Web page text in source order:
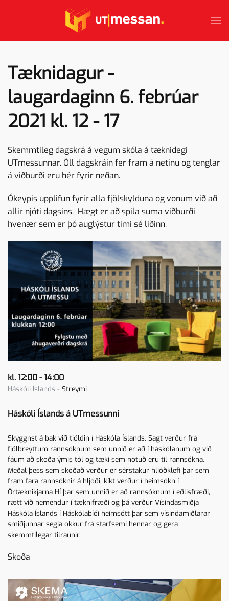
Skip to main content
Tæknidagur -
laugardaginn 6. febrúar
2021 kl. 12 - 17
Skemmtileg dagskrá á vegum skóla á tæknidegi
UTmessunnar. Öll dagskráin fer fram á netinu og tenglar
á viðburði eru hér fyrir neðan.
Ókeypis upplifun fyrir alla fjölskylduna og vonum við að
allir njóti dagsins. Hægt er að spila suma viðburði
hvenær sem er þó auglýstur tími sé liðinn.
kl. 12:00 - 14:00
Háskóli Íslands - Streymi
Háskóli Íslands á UTmessunni
Skyggnst á bak við tjöldin í Háskóla Íslands. Sagt verður frá
fjölbreyttum rannsóknum sem unnið er að í háskólanum og við
fáum að skoða ýmis tól og tæki sem notuð eru til rannsókna.
Meðal þess sem skoðað verður er sérstakur hljóðklefi þar sem
fram fara rannsóknir á hljóði, kíkt verður í heimsókn í
Örtæknikjarna HÍ þar sem unnið er að rannsóknum í eðlisfræði,
rætt við nemendur í tæknifræði og þá verður Vísindasmiðja
Háskóla Íslands í Háskólabíói heimsótt þar sem vísindamiðlarar
smiðjunnar segja okkur frá starfsemi hennar og gera
skemmtilegar tilraunir.
Skoða